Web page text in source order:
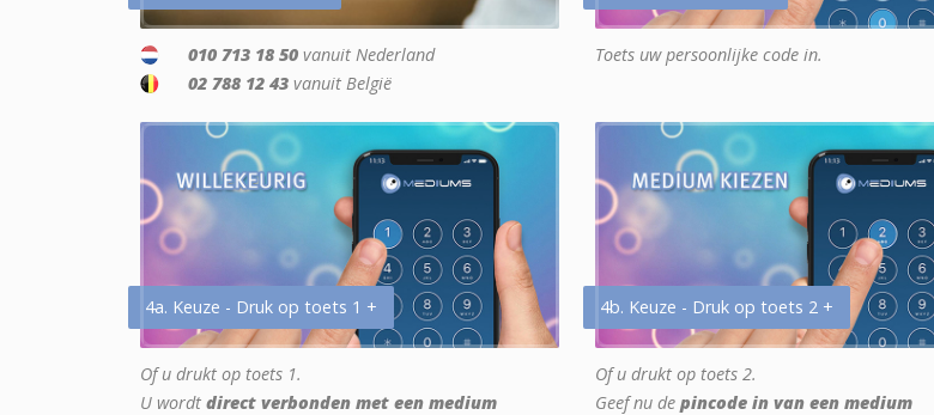
010 713 18 50 vanuit Nederland
02 788 12 43 vanuit België
Toets uw persoonlijke code in.
4a. Keuze - Druk op toets 1 +
Of u drukt op toets 1.
U wordt direct verbonden met een medium
4b. Keuze - Druk op toets 2 +
Of u drukt op toets 2.
Geef nu de pincode in van een medium